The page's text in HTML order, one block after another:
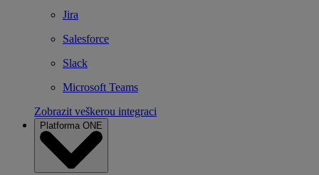
Jira
Salesforce
Slack
Microsoft Teams
Zobrazit veškerou integraci
Platforma ONE